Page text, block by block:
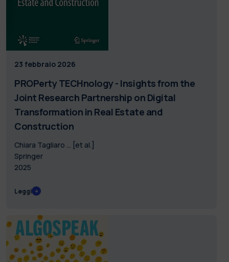
23 febbraio 2026
PROPerty TECHnology - Insights from the
Joint Research Partnership on Digital
Transformation in Real Estate and
Construction
Chiara Tagliaro … [et al.]
Springer
2025
Leggi